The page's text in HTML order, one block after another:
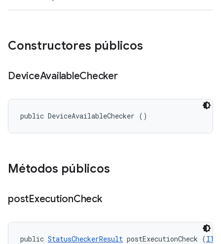
Constructores públicos
DeviceAvailableChecker
public DeviceAvailableChecker ()
Métodos públicos
postExecutionCheck
public StatusCheckerResult postExecutionCheck (